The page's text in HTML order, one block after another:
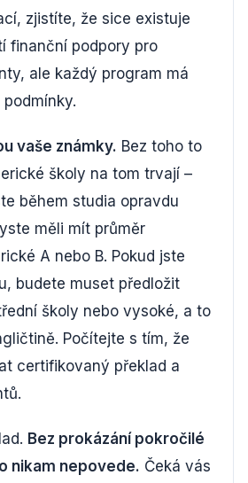
zjistíte, že sice existuje
finanční podpory pro
ale každý program má
vaše známky. Bez toho to
školy na tom trvají –
během studia opravdu
měli mít průměr
A nebo B. Pokud jste
budete muset předložit
školy nebo vysoké, a to
Počítejte s tím, že
certifikovaný překlad a
Bez prokázání pokročilé
nikam nepovede. Čeká vás